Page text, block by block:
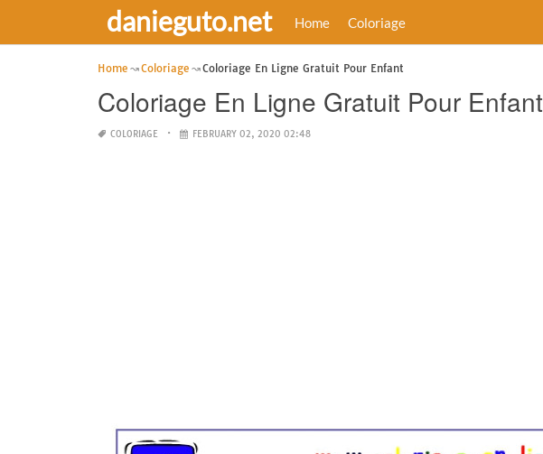
danieguto.net Home Coloriage
Home Coloriage Coloriage En Ligne Gratuit Pour Enfant
Coloriage En Ligne Gratuit Pour Enfant
COLORIAGE FEBRUARY 02, 2020 02:48